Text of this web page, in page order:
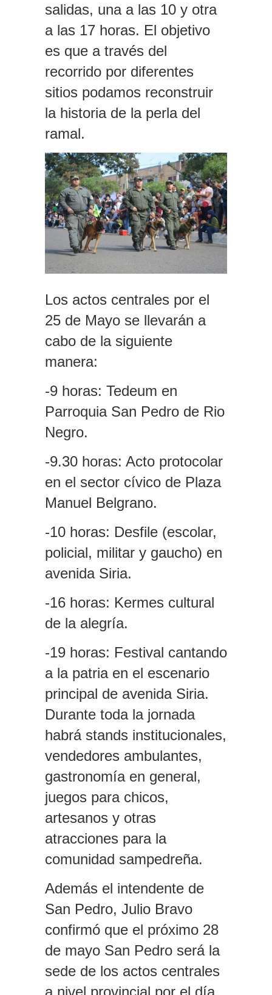
salidas, una a las 10 y otra
a las 17 horas. El objetivo
es que a través del
recorrido por diferentes
sitios podamos reconstruir
la historia de la perla del
ramal.
Los actos centrales por el
25 de Mayo se llevarán a
cabo de la siguiente
manera:
-9 horas: Tedeum en
Parroquia San Pedro de Rio
Negro.
-9.30 horas: Acto protocolar
en el sector cívico de Plaza
Manuel Belgrano.
-10 horas: Desfile (escolar,
policial, militar y gaucho) en
avenida Siria.
-16 horas: Kermes cultural
de la alegría.
-19 horas: Festival cantando
a la patria en el escenario
principal de avenida Siria.
Durante toda la jornada
habrá stands institucionales,
vendedores ambulantes,
gastronomía en general,
juegos para chicos,
artesanos y otras
atracciones para la
comunidad sampedreña.
Además el intendente de
San Pedro, Julio Bravo
confirmó que el próximo 28
de mayo San Pedro será la
sede de los actos centrales